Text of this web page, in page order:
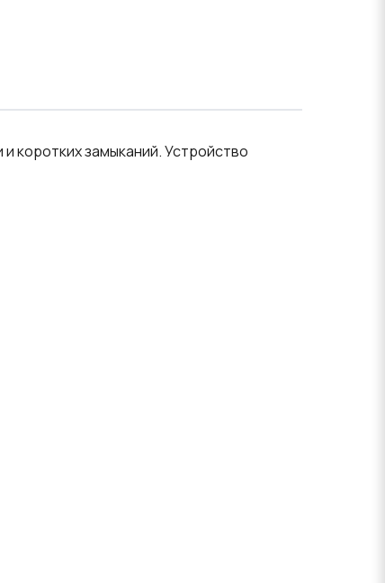
коротких замыканий. Устройство